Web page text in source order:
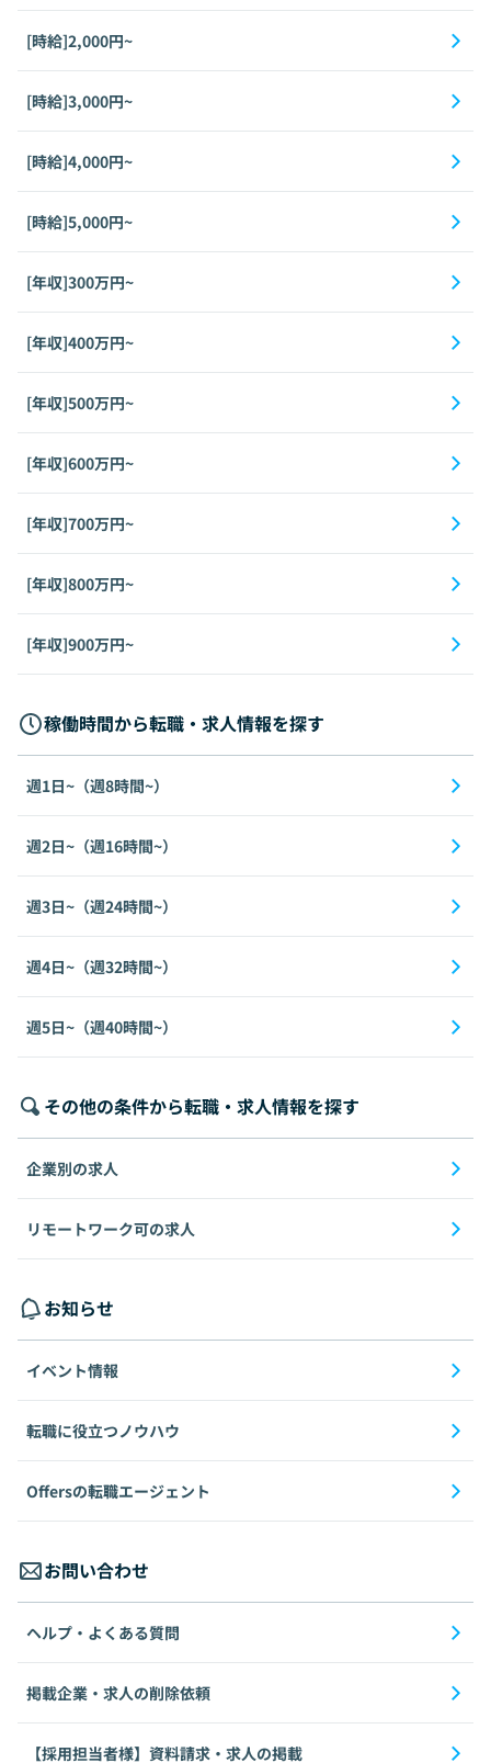
[時給]2,000円~
[時給]3,000円~
[時給]4,000円~
[時給]5,000円~
[年収]300万円~
[年収]400万円~
[年収]500万円~
[年収]600万円~
[年収]700万円~
[年収]800万円~
[年収]900万円~
稼働時間から転職・求人情報を探す
週1日~（週8時間~）
週2日~（週16時間~）
週3日~（週24時間~）
週4日~（週32時間~）
週5日~（週40時間~）
その他の条件から転職・求人情報を探す
企業別の求人
リモートワーク可の求人
お知らせ
イベント情報
転職に役立つノウハウ
Offersの転職エージェント
お問い合わせ
ヘルプ・よくある質問
掲載企業・求人の削除依頼
【採用担当者様】資料請求・求人の掲載